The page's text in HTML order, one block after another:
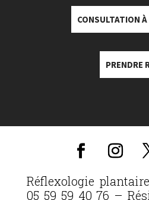
CONSULTATION
PRENDRE
Réflexologie
05 59 59 40 76 –